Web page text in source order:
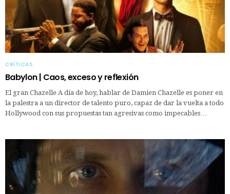
CRÍTICAS
Babylon | Caos, exceso y reflexión
El gran Chazelle A día de hoy, hablar de Damien Chazelle es poner en
la palestra a un director de talento puro, capaz de dar la vuelta a todo
Hollywood con sus propuestas tan agresivas como impecables…